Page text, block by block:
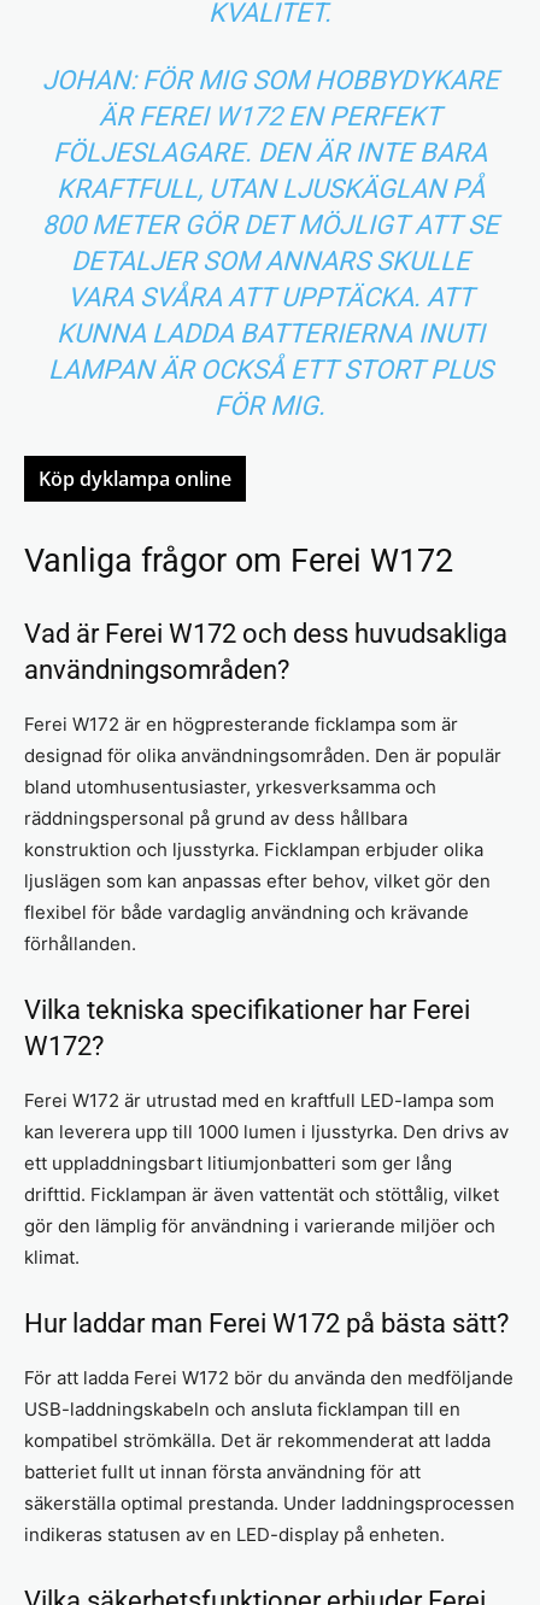
KVALITET.
JOHAN: FÖR MIG SOM HOBBYDYKARE
ÄR FEREI W172 EN PERFEKT
FÖLJESLAGARE. DEN ÄR INTE BARA
KRAFTFULL, UTAN LJUSKÄGLAN PÅ
800 METER GÖR DET MÖJLIGT ATT SE
DETALJER SOM ANNARS SKULLE
VARA SVÅRA ATT UPPTÄCKA. ATT
KUNNA LADDA BATTERIERNA INUTI
LAMPAN ÄR OCKSÅ ETT STORT PLUS
FÖR MIG.
Köp dyklampa online
Vanliga frågor om Ferei W172
Vad är Ferei W172 och dess huvudsakliga
användningsområden?
Ferei W172 är en högpresterande ficklampa som är
designad för olika användningsområden. Den är populär
bland utomhusentusiaster, yrkesverksamma och
räddningspersonal på grund av dess hållbara
konstruktion och ljusstyrka. Ficklampan erbjuder olika
ljuslägen som kan anpassas efter behov, vilket gör den
flexibel för både vardaglig användning och krävande
förhållanden.
Vilka tekniska specifikationer har Ferei
W172?
Ferei W172 är utrustad med en kraftfull LED-lampa som
kan leverera upp till 1000 lumen i ljusstyrka. Den drivs av
ett uppladdningsbart litiumjonbatteri som ger lång
drifttid. Ficklampan är även vattentät och stöttålig, vilket
gör den lämplig för användning i varierande miljöer och
klimat.
Hur laddar man Ferei W172 på bästa sätt?
För att ladda Ferei W172 bör du använda den medföljande
USB-laddningskabeln och ansluta ficklampan till en
kompatibel strömkälla. Det är rekommenderat att ladda
batteriet fullt ut innan första användning för att
säkerställa optimal prestanda. Under laddningsprocessen
indikeras statusen av en LED-display på enheten.